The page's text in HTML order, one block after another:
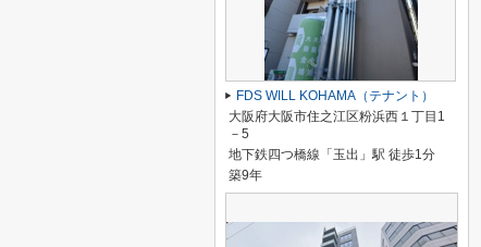
FDS WILL KOHAMA（テナント）
大阪府大阪市住之江区粉浜西１丁目1
－5
地下鉄四つ橋線「玉出」駅 徒歩1分
築9年